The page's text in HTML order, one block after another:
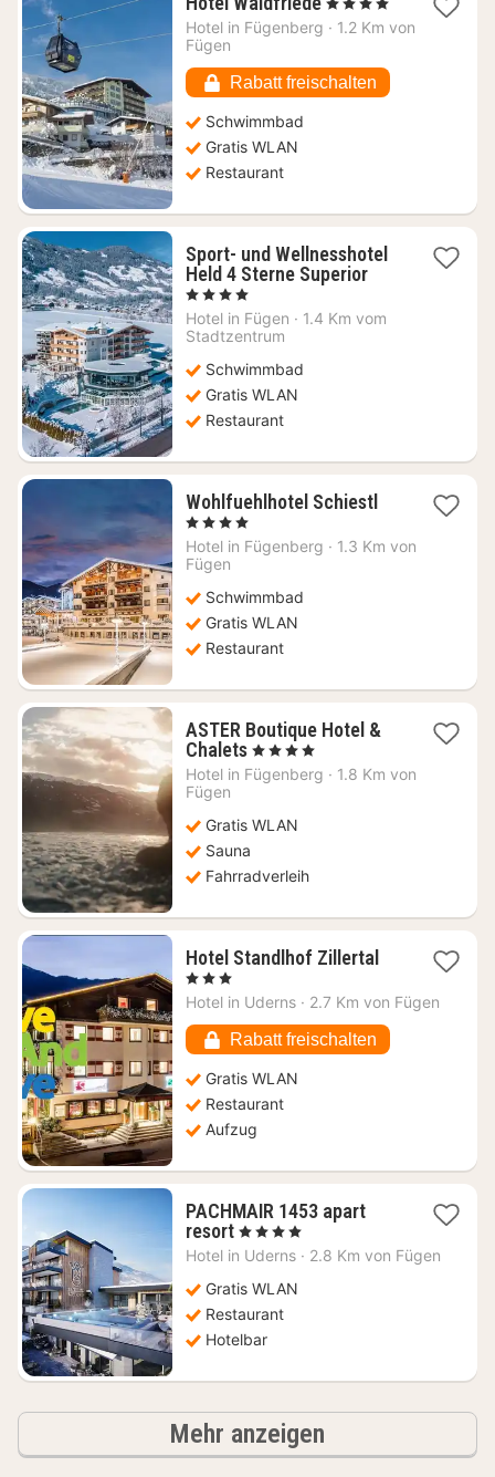
Nacht
€
Hotel in Fügenberg · 1.2 Km von
Fügen
Rabatt freischalten
Schwimmbad
Gratis WLAN
Restaurant
Sport- und Wellnesshotel
Held 4 Sterne Superior1
ab
, 4 Sterne
Hotel in Fügen · 1.4 Km vom
Stadtzentrum
Schwimmbad
Gratis WLAN
Restaurant
Wohlfuehlhotel Schiestl1
ab
, 4 Sterne
Hotel in Fügenberg · 1.3 Km von
Fügen
Schwimmbad
Gratis WLAN
Restaurant
ASTER Boutique Hotel &
Chalets1
Nacht
ab
€
, 4 Sterne
Hotel in Fügenberg · 1.8 Km von
Fügen
Gratis WLAN
Sauna
Fahrradverleih
Hotel Standlhof Zillertal1
ab
101,56
, 3 Sterne
Hotel in Uderns · 2.7 Km von Fügen
Rabatt freischalten
Gratis WLAN
Restaurant
Aufzug
PACHMAIR 1453 apart
resort1
Nacht
219,28
€
, 4 Sterne
Hotel in Uderns · 2.8 Km von Fügen
Gratis WLAN
Restaurant
Hotelbar
Mehr anzeigen